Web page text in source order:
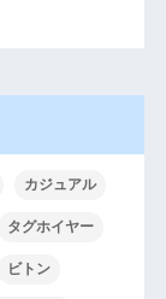
カジュアル
タグホイヤー
ビトン